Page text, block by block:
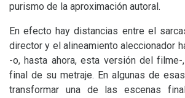
purismo de la aproximación autoral.
En efecto hay distancias entre el
director y el alineamiento aleccionador
-o, hasta ahora, esta versión del
final de su metraje. En algunas de
transformar una de las escenas